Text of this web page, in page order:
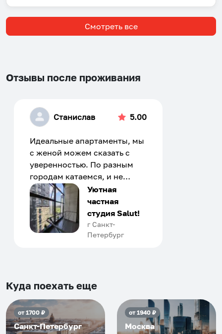
Смотреть все
Отзывы после проживания
Станислав 5.00
Идеальные апартаменты, мы
с женой можем сказать с
уверенностью. По разным
городам катаемся, и не
только в России. Сервис на
отличном уровне. Хозяин
апартаментов доброй души
человек, всегда можно
договориться, подскажет
приезжать еще...
Уютная
частная
студия Salut!
г Санкт-
Петербург
Куда поехать еще
от1700₽
Санкт-Петербург
от1940₽
Москва